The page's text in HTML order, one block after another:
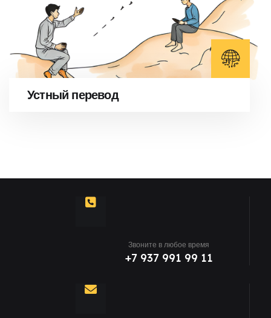
Устный перевод
Звоните в любое время
+7 937 991 99 11